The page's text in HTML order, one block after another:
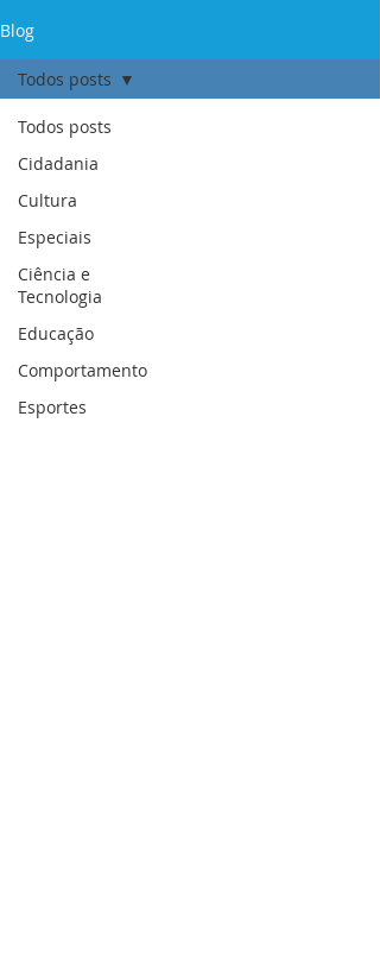
Blog
Todos posts
Cidadania
Cultura
Especiais
Ciência e
Tecnologia
Educação
Comportamento
Esportes
Todos posts